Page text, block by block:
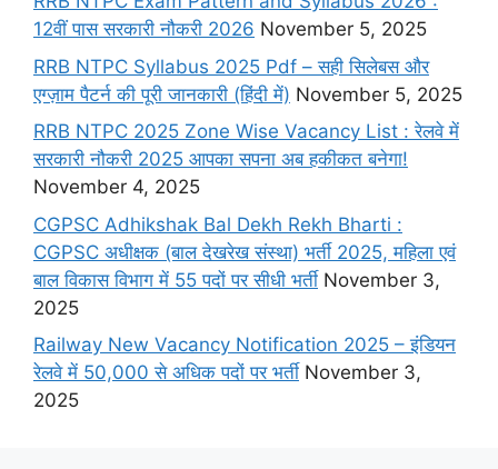
12वीं पास सरकारी नौकरी 2026 November 5, 2025
RRB NTPC Syllabus 2025 Pdf – सही सिलेबस और
एग्ज़ाम पैटर्न की पूरी जानकारी (हिंदी में) November 5, 2025
RRB NTPC 2025 Zone Wise Vacancy List : रेलवे में
सरकारी नौकरी 2025 आपका सपना अब हकीकत बनेगा!
November 4, 2025
CGPSC Adhikshak Bal Dekh Rekh Bharti :
CGPSC अधीक्षक (बाल देखरेख संस्था) भर्ती 2025, महिला एवं
बाल विकास विभाग में 55 पदों पर सीधी भर्ती November 3,
2025
Railway New Vacancy Notification 2025 – इंडियन
रेलवे में 50,000 से अधिक पदों पर भर्ती November 3,
2025